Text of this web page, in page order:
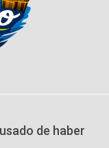
de haber